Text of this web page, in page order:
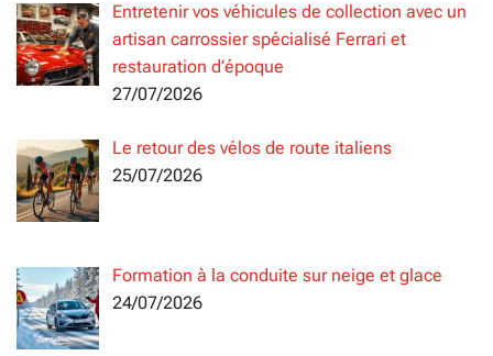
Entretenir vos véhicules de collection avec un
artisan carrossier spécialisé Ferrari et
restauration d’époque
27/07/2026
Le retour des vélos de route italiens
25/07/2026
Formation à la conduite sur neige et glace
24/07/2026